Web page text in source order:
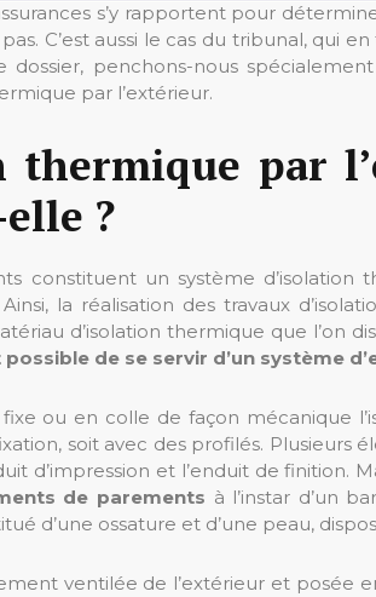
s’y rapportent pour
C’est aussi le cas du tribunal, qui
dossier, penchons-nous
par l’extérieur.
thermique par
?
constituent un système d’isolation
la réalisation des travaux
d’isolation thermique que l’on
possible de se servir d’un système
ou en colle de façon mécanique
soit avec des profilés. Plusieurs
d’impression et l’enduit de finition.
de parements à l’instar d’un
d’une ossature et d’une peau,
ventilée de l’extérieur et posée